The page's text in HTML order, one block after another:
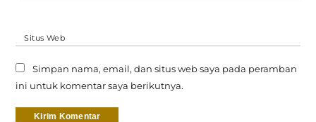
Situs Web
Simpan nama, email, dan situs web saya pada peramban
ini untuk komentar saya berikutnya.